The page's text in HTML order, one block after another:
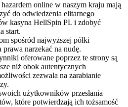
online w naszym kraju mają
do odwiedzenia elitarnego
kasyna HellSpin PL i zdobyć
start.
spośród najwyższej półki
prawa narzekać na nudę.
oferowane poprzez te strony są
niż obok autentycznych
zezwala na zarabianie
użytkowników przesłania
które potwierdzają ich tożsamość